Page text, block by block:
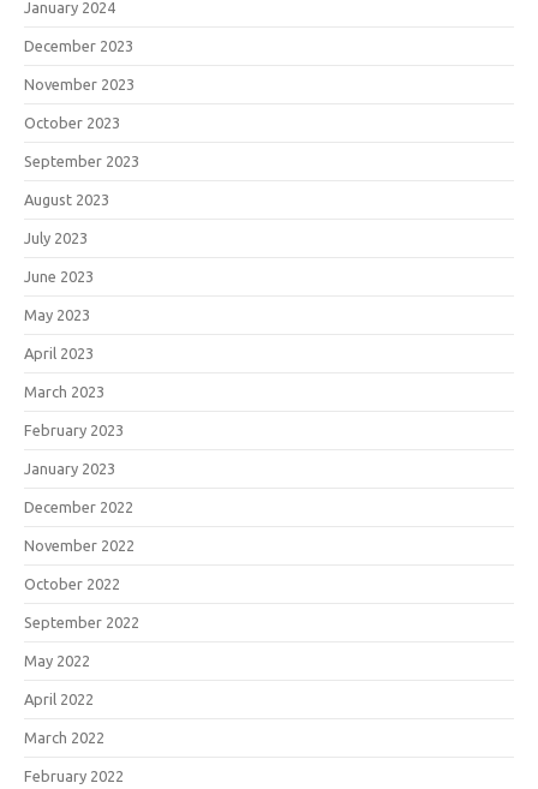
January 2024
December 2023
November 2023
October 2023
September 2023
August 2023
July 2023
June 2023
May 2023
April 2023
March 2023
February 2023
January 2023
December 2022
November 2022
October 2022
September 2022
May 2022
April 2022
March 2022
February 2022